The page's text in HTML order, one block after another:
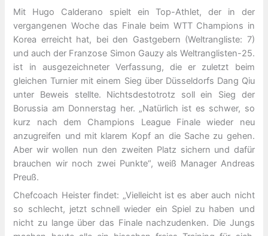
Mit Hugo Calderano spielt ein Top-Athlet, der in der
vergangenen Woche das Finale beim WTT Champions in
Korea erreicht hat, bei den Gastgebern (Weltrangliste: 7)
und auch der Franzose Simon Gauzy als Weltranglisten-25.
ist in ausgezeichneter Verfassung, die er zuletzt beim
gleichen Turnier mit einem Sieg über Düsseldorfs Dang Qiu
unter Beweis stellte. Nichtsdestotrotz soll ein Sieg der
Borussia am Donnerstag her. „Natürlich ist es schwer, so
kurz nach dem Champions League Finale wieder neu
anzugreifen und mit klarem Kopf an die Sache zu gehen.
Aber wir wollen nun den zweiten Platz sichern und dafür
brauchen wir noch zwei Punkte“, weiß Manager Andreas
Preuß.
Chefcoach Heister findet: „Vielleicht ist es aber auch nicht
so schlecht, jetzt schnell wieder ein Spiel zu haben und
nicht zu lange über das Finale nachzudenken. Die Jungs